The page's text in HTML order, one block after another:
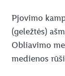
Pjovimo
(geležtės)
Obliavimo
medienos